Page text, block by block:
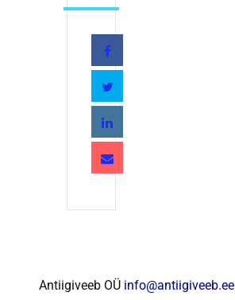
Antiigiveeb OÜ info@antiigiveeb.ee